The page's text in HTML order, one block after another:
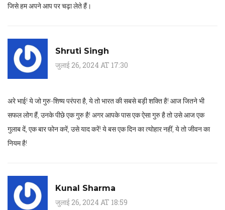
जिसे हम अपने आप पर चढ़ा लेते हैं।
Shruti Singh
जुलाई 26, 2024 AT 17:30
अरे भाई! ये जो गुरु-शिष्य परंपरा है, ये तो भारत की सबसे बड़ी शक्ति है! आज जितने भी
सफल लोग हैं, उनके पीछे एक गुरु है! अगर आपके पास एक ऐसा गुरु है तो उसे आज एक
गुलाब दें, एक बार फोन करें, उसे याद करें! ये बस एक दिन का त्योहार नहीं, ये तो जीवन का
नियम है!
Kunal Sharma
जुलाई 26, 2024 AT 18:59